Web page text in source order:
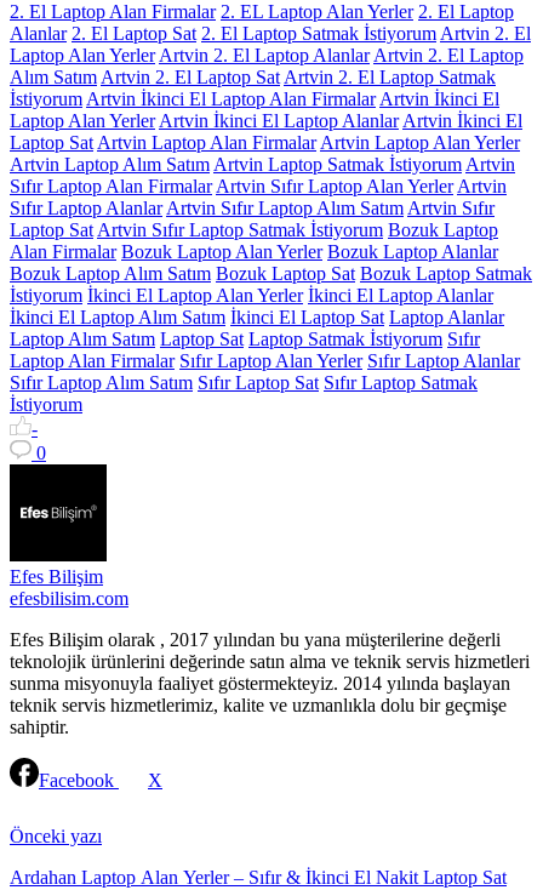
2. El Laptop Alan Firmalar 2. EL Laptop Alan Yerler 2. El Laptop
Alanlar 2. El Laptop Sat 2. El Laptop Satmak İstiyorumArtvin 2. El
Laptop Alan YerlerArtvin 2. El Laptop AlanlarArtvin 2. El Laptop
Alım SatımArtvin 2. El Laptop SatArtvin 2. El Laptop Satmak
İstiyorumArtvin İkinci El Laptop Alan FirmalarArtvin İkinci El
Laptop Alan YerlerArtvin İkinci El Laptop AlanlarArtvin İkinci El
Laptop SatArtvin Laptop Alan FirmalarArtvin Laptop Alan Yerler
Artvin Laptop Alım SatımArtvin Laptop Satmak İstiyorumArtvin
Sıfır Laptop Alan FirmalarArtvin Sıfır Laptop Alan YerlerArtvin
Sıfır Laptop AlanlarArtvin Sıfır Laptop Alım SatımArtvin Sıfır
Laptop SatArtvin Sıfır Laptop Satmak İstiyorum Bozuk Laptop
Alan Firmalar Bozuk Laptop Alan Yerler Bozuk Laptop Alanlar
Bozuk Laptop Alım Satım Bozuk Laptop Sat Bozuk Laptop Satmak
İstiyorum İkinci El Laptop Alan Yerler İkinci El Laptop Alanlar
İkinci El Laptop Alım Satım İkinci El Laptop Sat Laptop Alanlar
Laptop Alım Satım Laptop Sat Laptop Satmak İstiyorum Sıfır
Laptop Alan Firmalar Sıfır Laptop Alan Yerler Sıfır Laptop Alanlar
Sıfır Laptop Alım Satım Sıfır Laptop Sat Sıfır Laptop Satmak
İstiyorum
-
0
Efes Bilişim
efesbilisim.com
Efes Bilişim olarak , 2017 yılından bu yana müşterilerine değerli
teknolojik ürünlerini değerinde satın alma ve teknik servis hizmetleri
sunma misyonuyla faaliyet göstermekteyiz. 2014 yılında başlayan
teknik servis hizmetlerimiz, kalite ve uzmanlıkla dolu bir geçmişe
sahiptir.
Facebook X
Reading
Önceki yazı
Ardahan Laptop Alan Yerler – Sıfır & İkinci El Nakit Laptop Sat